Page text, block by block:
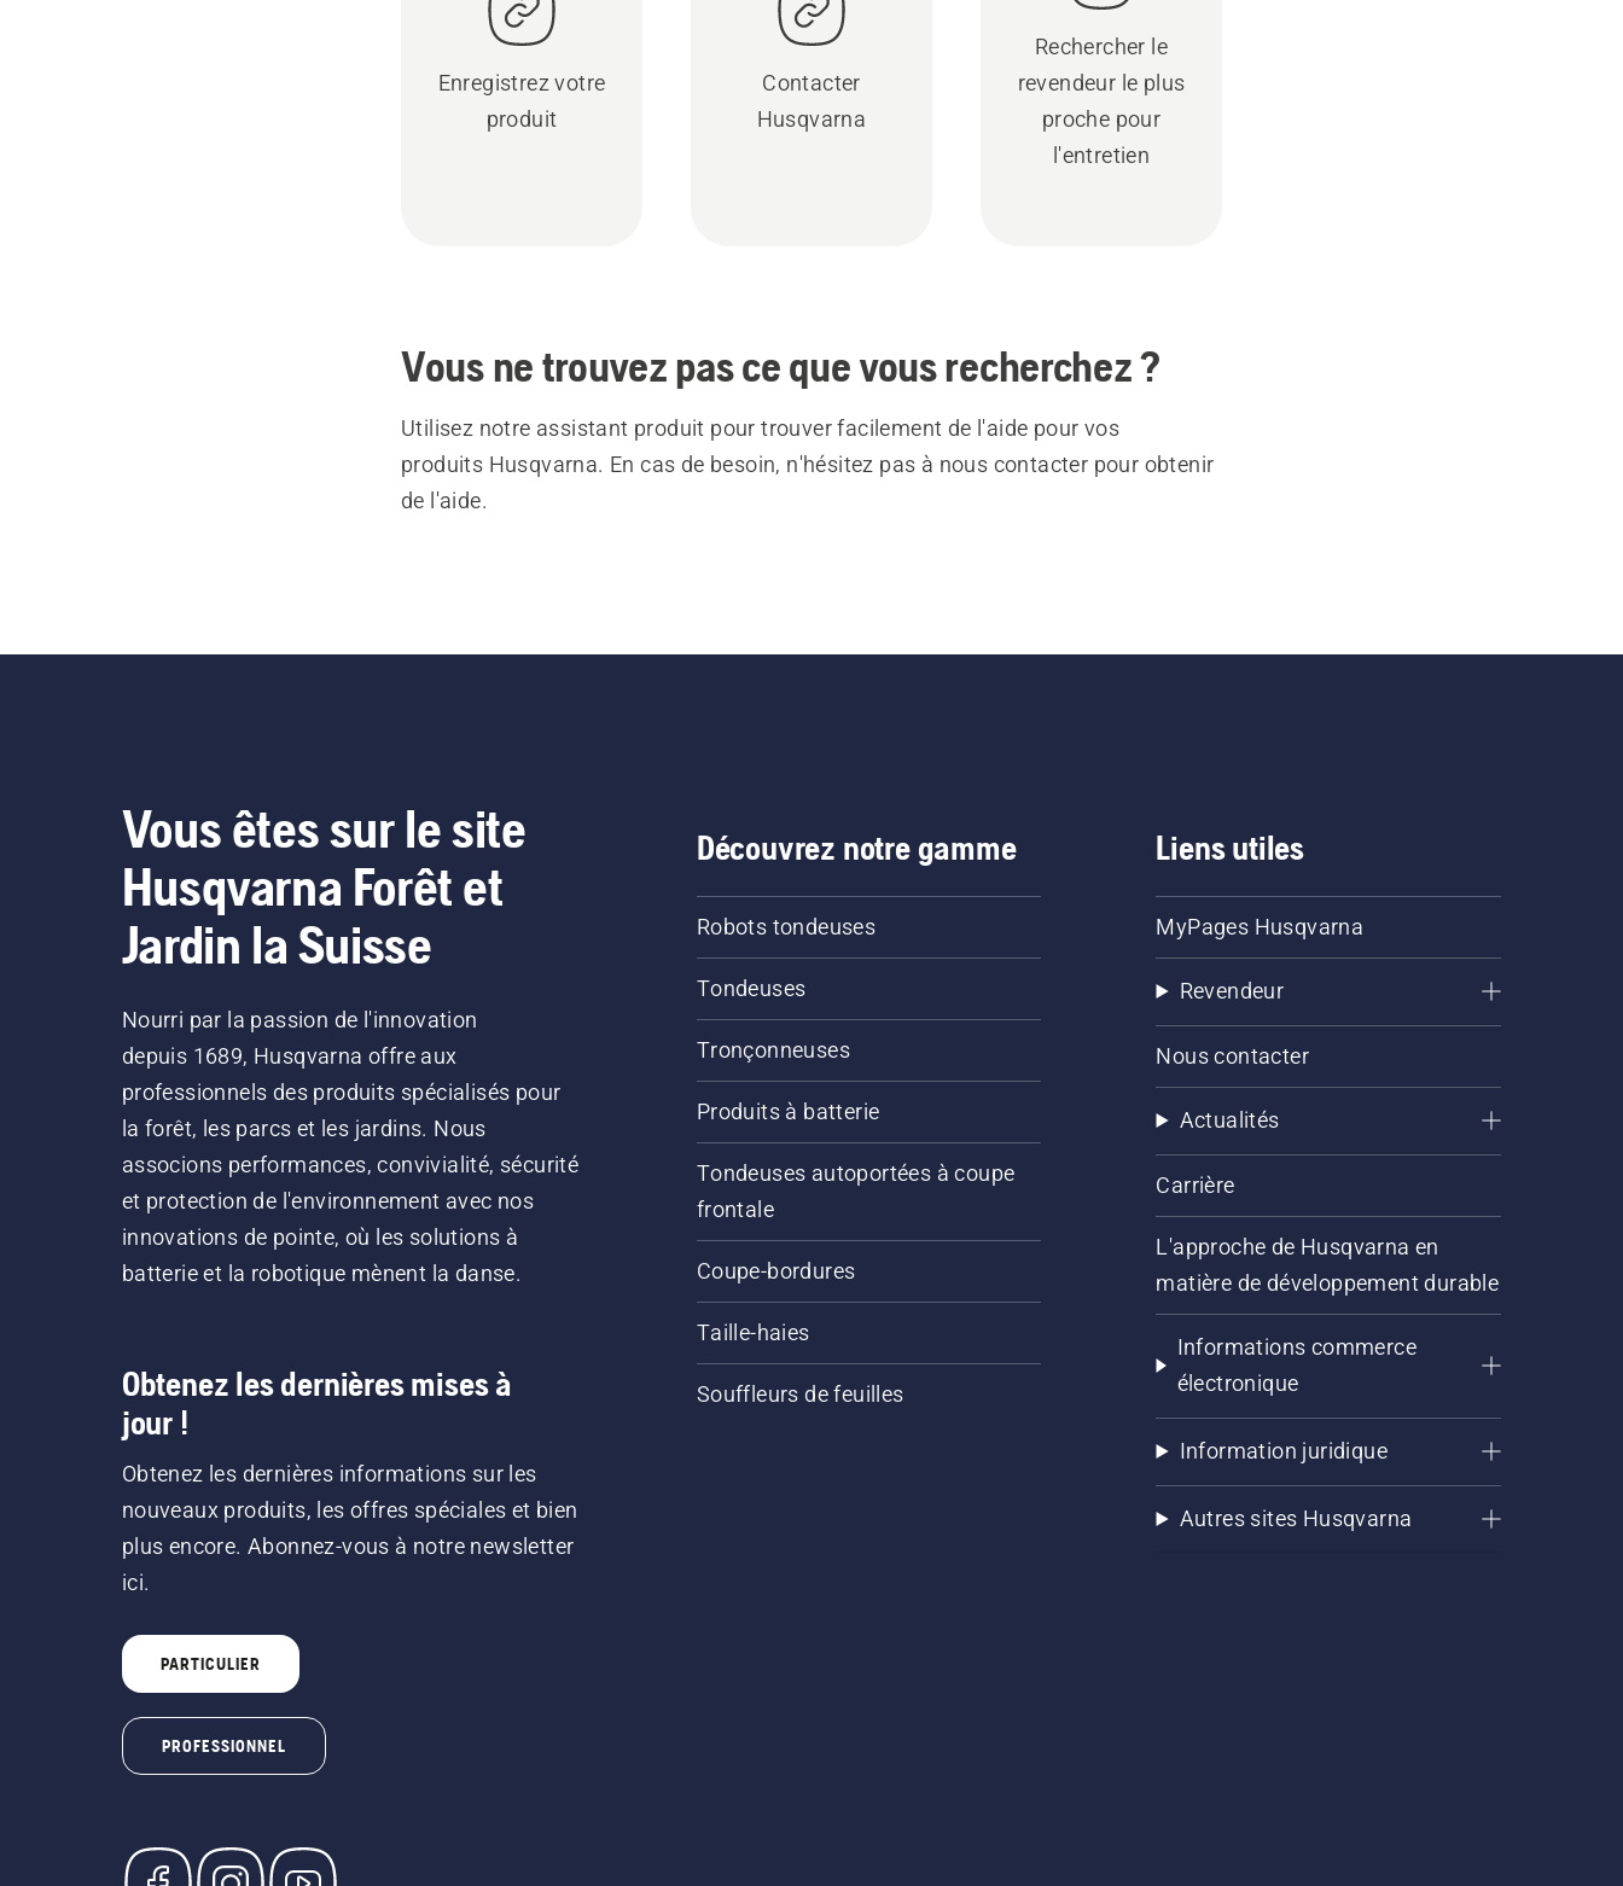
Enregistrez votre
produit
Contacter
Husqvarna
Rechercher le
revendeur le plus
proche pour
l'entretien
Vous ne trouvez pas ce que vous recherchez ?
Utilisez notre assistant produit pour trouver facilement de l'aide pour vos
produits Husqvarna. En cas de besoin, n'hésitez pas à nous contacter pour obtenir
de l'aide.
Vous êtes sur le site
Husqvarna Forêt et
Jardin la Suisse
Nourri par la passion de l'innovation
depuis 1689, Husqvarna offre aux
professionnels des produits spécialisés pour
la forêt, les parcs et les jardins. Nous
associons performances, convivialité, sécurité
et protection de l'environnement avec nos
innovations de pointe, où les solutions à
batterie et la robotique mènent la danse.
Obtenez les dernières mises à
jour !
Obtenez les dernières informations sur les
nouveaux produits, les offres spéciales et bien
plus encore. Abonnez-vous à notre newsletter
ici.
PARTICULIER
PROFESSIONNEL
Découvrez notre gamme
Robots tondeuses
Tondeuses
Tronçonneuses
Produits à batterie
Tondeuses autoportées à coupe
frontale
Coupe-bordures
Taille-haies
Souffleurs de feuilles
Liens utiles
MyPages Husqvarna
Revendeur
Nous contacter
Actualités
Carrière
L'approche de Husqvarna en
matière de développement durable
Informations commerce
électronique
Information juridique
Autres sites Husqvarna